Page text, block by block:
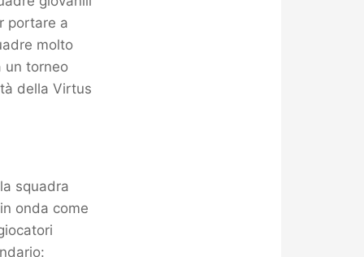
portare a
molto
un torneo
della Virtus
squadra
onda come